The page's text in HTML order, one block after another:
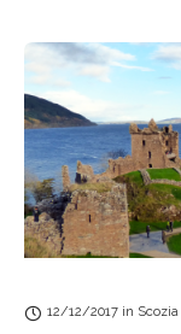
12/12/2017 in Scozia